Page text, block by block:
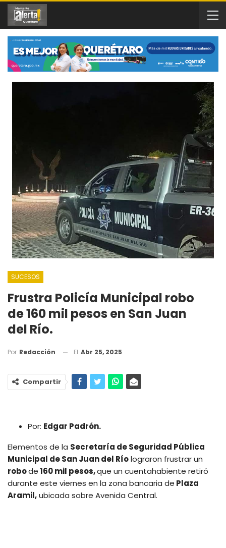
SUCESOS
Frustra Policía Municipal robo
de 160 mil pesos en San Juan
del Río.
Por Redacción El Abr 25, 2025
Compartir
Por: Edgar Padrón.
Elementos de la Secretaría de Seguridad Pública
Municipal de San Juan del Ríolograron frustrar un
robode160 mil pesos,que un cuentahabiente retiró
durante este viernes en la zona bancaria de Plaza
Aramil,ubicada sobre Avenida Central.